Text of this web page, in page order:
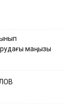
маңызы